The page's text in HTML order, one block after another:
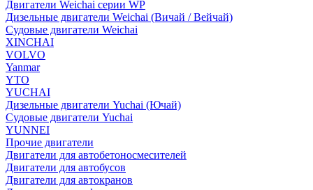
Двигатели Weichai серии WP
Дизельные двигатели Weichai (Вичай / Вейчай)
Судовые двигатели Weichai
XINCHAI
VOLVO
Yanmar
YTO
YUCHAI
Дизельные двигатели Yuchai (Ючай)
Судовые двигатели Yuchai
YUNNEI
Прочие двигатели
Двигатели для автобетоносмесителей
Двигатели для автобусов
Двигатели для автокранов